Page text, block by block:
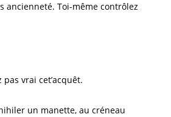
Toi-même contrôlez
vrai cet’acquêt.
un manette, au créneau